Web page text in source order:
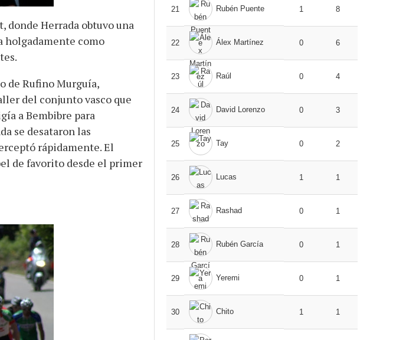
Herrada obtuvo una
holgadamente como
de Rufino Murguía,
del conjunto vasco que
a Bembibre para
se desataron las
rápidamente. El
de favorito desde el primer
21 Rubén Puente 1 8
22 Álex Martínez 0 6
23 Raúl 0 4
24 David Lorenzo 0 3
25 Tay 0 2
26 Lucas 1 1
27 Rashad 0 1
28 Rubén García 0 1
29 Yeremi 0 1
30 Chito 1 1